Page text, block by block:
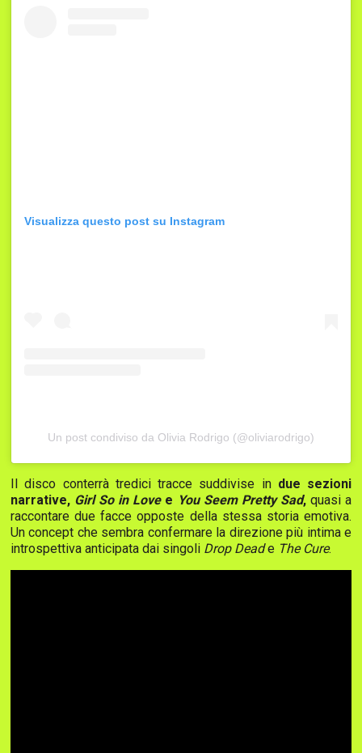
Visualizza questo post su Instagram
Un post condiviso da Olivia Rodrigo (@oliviarodrigo)
Il disco conterrà tredici tracce suddivise in due sezioni
narrative, Girl So in Lovee You Seem Pretty Sad,quasi a
raccontare due facce opposte della stessa storia emotiva.
Un concept che sembra confermare la direzione più intima e
introspettiva anticipata dai singoli Drop Deade The Cure.